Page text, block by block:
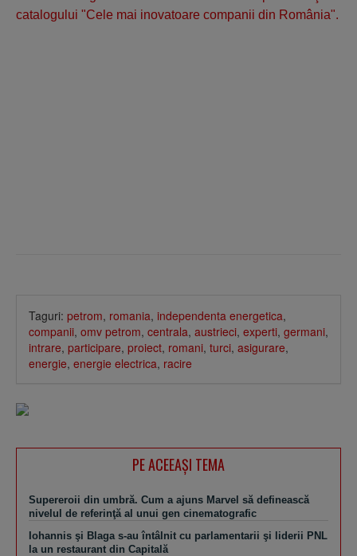
catalogului "Cele mai inovatoare companii din România".
Taguri: petrom, romania, independenta energetica,
companii, omv petrom, centrala, austrieci, experti, germani,
intrare, participare, proiect, romani, turci, asigurare,
energie, energie electrica, racire
PE ACEEAŞI TEMA
Supereroii din umbră. Cum a ajuns Marvel să definească
nivelul de referinţă al unui gen cinematografic
Iohannis şi Blaga s-au întâlnit cu parlamentarii şi liderii PNL
la un restaurant din Capitală